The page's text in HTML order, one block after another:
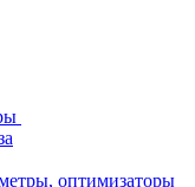
оптимизаторы